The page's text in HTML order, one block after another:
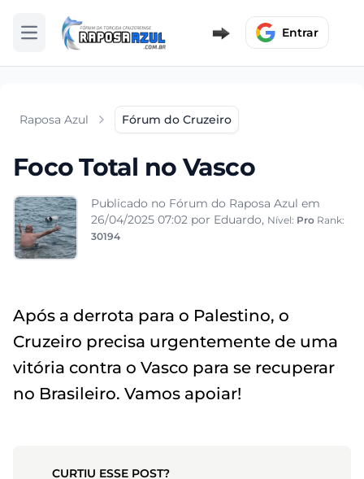
Abrir menu Entrar
Raposa Azul Fórum do Cruzeiro
Foco Total no Vasco
Publicado no Fórum do Raposa Azul em
26/04/2025 07:02 por Eduardo, Nível: Pro Rank:
30194
Após a derrota para o Palestino, o
Cruzeiro precisa urgentemente de uma
vitória contra o Vasco para se recuperar
no Brasileiro. Vamos apoiar!
CURTIU ESSE POST?